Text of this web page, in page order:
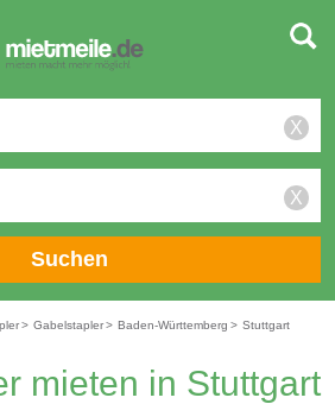
X
X
Suchen
> Gabelstapler> Baden-Württemberg > Stuttgart
mieten in Stuttgart